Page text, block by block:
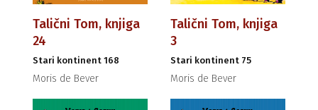
Talični Tom, knjiga
24
Stari kontinent 168
Moris de Bever
Talični Tom, knjiga
3
Stari kontinent 75
Moris de Bever